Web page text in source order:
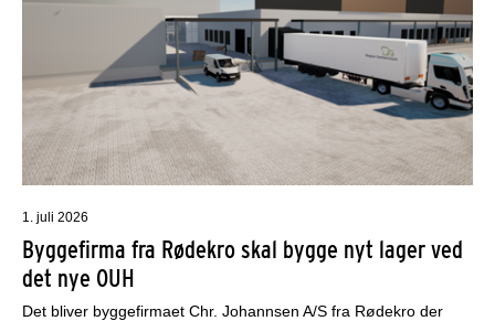
1. juli 2026
Byggefirma fra Rødekro skal bygge nyt lager ved
det nye OUH
Det bliver byggefirmaet Chr. Johannsen A/S fra Rødekro der